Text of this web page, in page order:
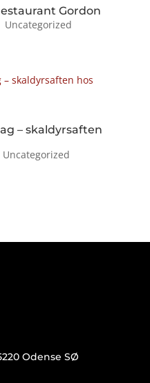
Gordon
Uncategorized
– skaldyrsaften
Uncategorized
Odense SØ